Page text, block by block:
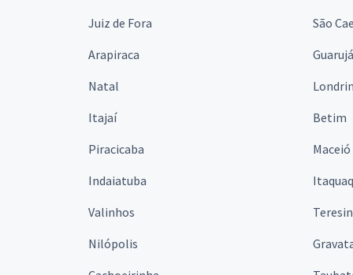
Juiz de Fora
São
Arapiraca
Guarujá
Natal
Itajaí
Betim
Piracicaba
Maceió
Indaiatuba
Valinhos
Nilópolis